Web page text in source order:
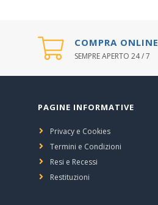
COMPRA ONLINE
SEMPRE APERTO 24 / 7
PAGINE INFORMATIVE
Privacy e Cookies
Termini e Condizioni
Resi e Recessi
Restituzioni